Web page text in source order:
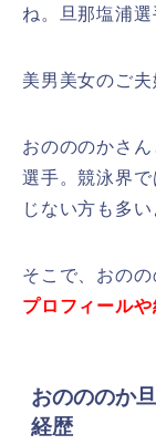
ね。旦那塩浦選
美男美女のご夫
おのののかさ
選手。競泳界
じない方も多い
そこで、おの
プロフィールや
おのののか
経歴